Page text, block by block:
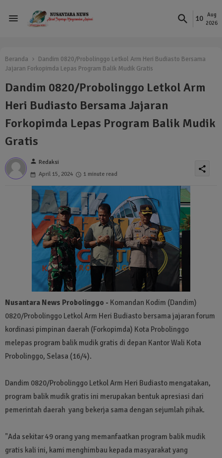
10
Aug
2026
Beranda
Dandim 0820/Probolinggo Letkol Arm Heri Budiasto Bersama
Jajaran Forkopimda Lepas Program Balik Mudik Gratis
Dandim 0820/Probolinggo Letkol Arm
Heri Budiasto Bersama Jajaran
Forkopimda Lepas Program Balik Mudik
Gratis
person Redaksi
April 15, 2024
1 minute read
share
Nusantara News Probolinggo - Komandan Kodim (Dandim)
0820/Probolinggo Letkol Arm Heri Budiasto bersama jajaran forum
kordinasi pimpinan daerah (Forkopimda) Kota Probolinggo
melepas program balik mudik gratis di depan Kantor Wali Kota
Probolinggo, Selasa (16/4).
Dandim 0820/Probolinggo Letkol Arm Heri Budiasto mengatakan,
program balik mudik gratis ini merupakan bentuk apresiasi dari
pemerintah daerah yang bekerja sama dengan sejumlah pihak.
"Ada sekitar 49 orang yang memanfaatkan program balik mudik
gratis kali ini, kami menghimbau kepada masyarakat yang